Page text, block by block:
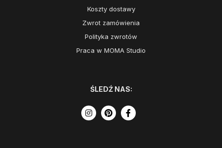
Koszty dostawy
Zwrot zamówienia
Polityka zwrotów
Praca w MOMA Studio
ŚLEDŹ NAS: